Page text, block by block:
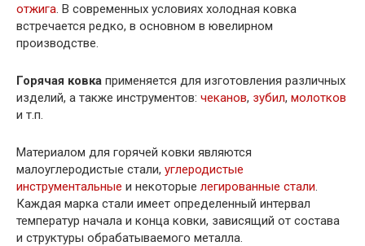
отжига. В современных условиях холодная ковка
встречается редко, в основном в ювелирном
производстве.
Горячая ковка применяется для изготовления различных
изделий, а также инструментов: чеканов, зубил, молотков
и т.п.
Материалом для горячей ковки являются
малоуглеродистые стали, углеродистые
инструментальные и некоторые легированные стали.
Каждая марка стали имеет определенный интервал
температур начала и конца ковки, зависящий от состава
и структуры обрабатываемого металла.